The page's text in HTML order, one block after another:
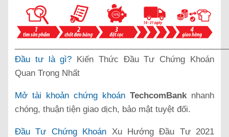
Đầu tư là gì? Kiến Thức Đầu Tư Chứng Khoán
Quan Trọng Nhất
Mở tài khoản chứng khoán TechcomBank nhanh
chóng, thuận tiện giao dịch, bảo mật tuyệt đối.
Đầu Tư Chứng Khoán Xu Hướng Đầu Tư 2021